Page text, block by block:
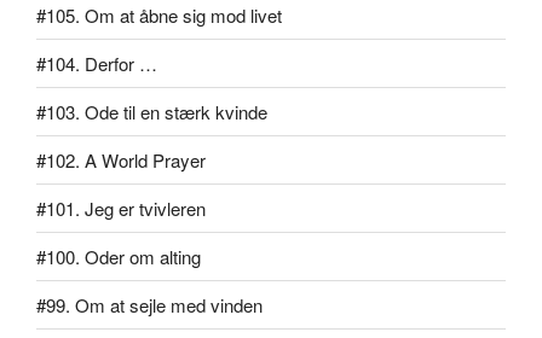
#105. Om at åbne sig mod livet
#104. Derfor …
#103. Ode til en stærk kvinde
#102. A World Prayer
#101. Jeg er tvivleren
#100. Oder om alting
#99. Om at sejle med vinden